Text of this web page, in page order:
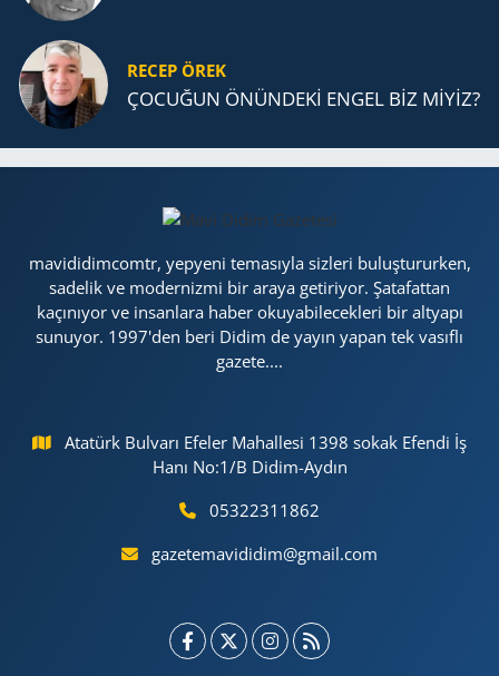
RECEP ÖREK
ÇOCUĞUN ÖNÜNDEKİ ENGEL BİZ MİYİZ?
mavididimcomtr, yepyeni temasıyla sizleri buluştururken,
sadelik ve modernizmi bir araya getiriyor. Şatafattan
kaçınıyor ve insanlara haber okuyabilecekleri bir altyapı
sunuyor. 1997'den beri Didim de yayın yapan tek vasıflı
gazete....
Atatürk Bulvarı Efeler Mahallesi 1398 sokak Efendi İş
Hanı No:1/B Didim-Aydın
05322311862
gazetemavididim@gmail.com